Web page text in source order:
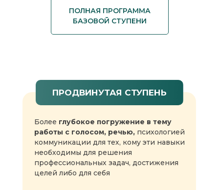
ПОЛНАЯ ПРОГРАММА
БАЗОВОЙ СТУПЕНИ
Урок «Внутренний образ оратора»
Урок «Четыре квадрата восприятия речи»
Урок «Как расширить словарный запас»
Речевая зарядка с куратором онлайн
(30−60 минут)
Модуль 2. Владение голосом
ПРОДВИНУТАЯ СТУПЕНЬ
Более глубокое погружение в тему
работы с голосом, речью, психологией
коммуникации для тех, кому эти навыки
необходимы для решения
профессиональных задач, достижения
целей либо для себя